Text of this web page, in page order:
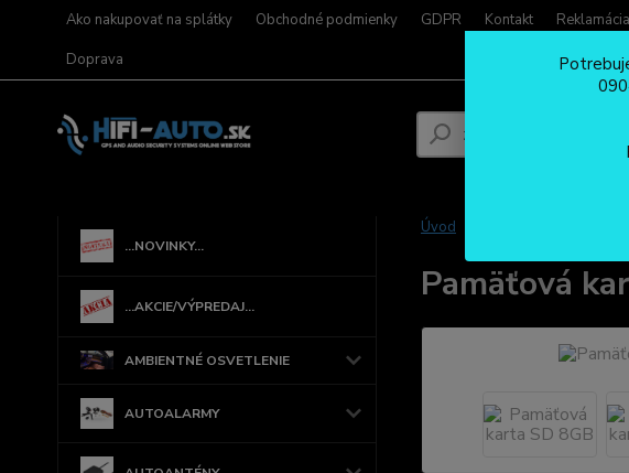
Ako nakupovať na splátky Obchodné podmienky GDPR Kontakt
Doprava
...NOVINKY...
...AKCIE/VÝPREDAJ...
AMBIENTNÉ OSVETLENIE
AUTOALARMY
Úvod
Pamäťová